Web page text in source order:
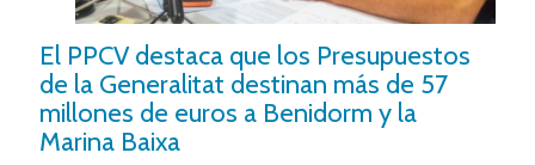
El PPCV destaca que los Presupuestos
de la Generalitat destinan más de 57
millones de euros a Benidorm y la
Marina Baixa